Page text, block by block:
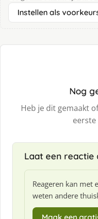
Instellen als
Nog
Heb je dit gemaakt
Laat een reactie
Reageren kan met
weten andere